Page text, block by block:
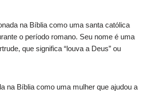
na Bíblia como uma santa católica
o período romano. Seu nome é uma
que significa “louva a Deus” ou
na Bíblia como uma mulher que ajudou a